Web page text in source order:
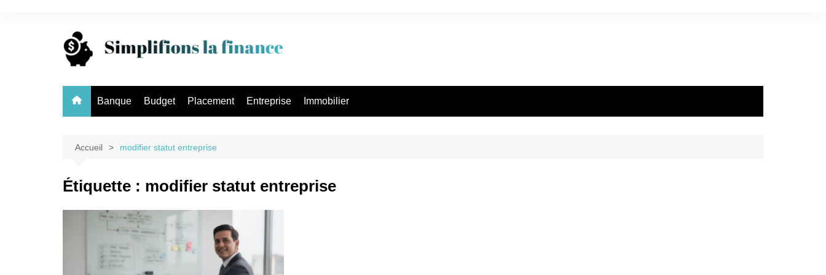
Banque Budget Placement Entreprise Immobilier
Accueil modifier statut entreprise
Étiquette : modifier statut entreprise